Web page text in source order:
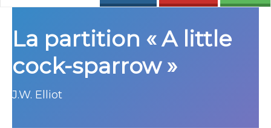
La partition « A little
cock-sparrow »
J.W. Elliot